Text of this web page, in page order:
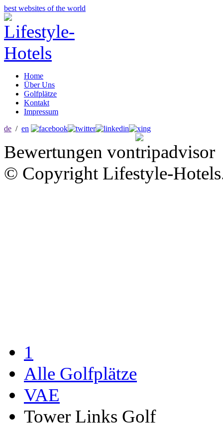
best websites of the world
Home
Über Uns
Golfplätze
Kontakt
Impressum
de / en
Bewertungen von
© Copyright Lifestyle-
1
Alle Golfplätze
VAE
Tower Links Golf